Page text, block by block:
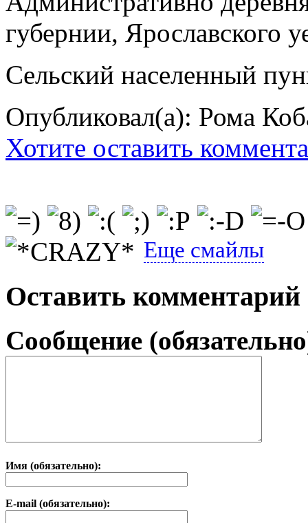
губернии, Ярославского
Сельский населенный
Опубликовал(а): Рома
Хотите оставить
Еще смайлы
Оставить комментарий
Сообщение
Имя (обязательно):
E-mail (обязательно):